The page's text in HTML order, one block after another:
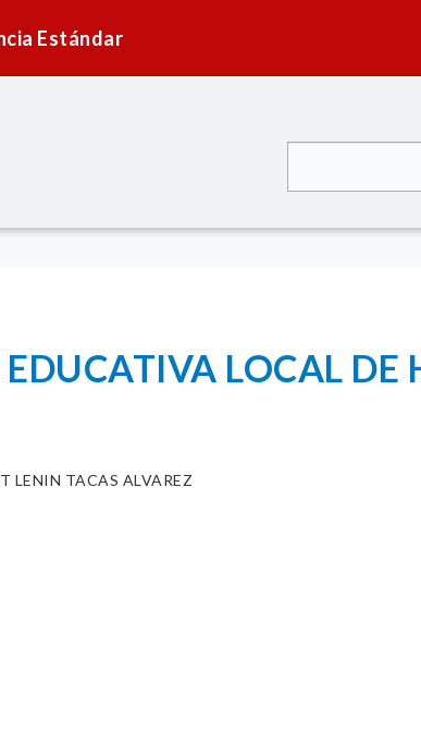
Estándar
LOCAL DE
LENIN TACAS ALVAREZ